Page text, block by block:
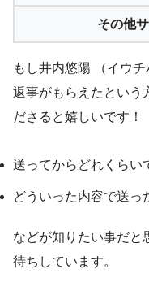
その他
もし井内悠陽 （イウ
返事がもらえたという
ださると嬉しいです！
送ってからどれくらい
どういった内容で送っ
などが知りたい事だと
待ちしています。